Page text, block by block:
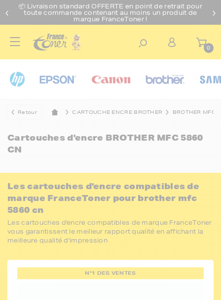
📦 Livraison standard OFFERTE en point de retrait pour
toute commande contenant au moins un produit de
marque FranceToner !
0
Retour CARTOUCHE ENCRE BROTHER BROTHER MFC
Cartouches d'encre BROTHER MFC 5860
CN
Les cartouches d'encre compatibles de
marque FranceToner pour brother mfc
5860 cn
Les cartouches d'encre compatibles de marque FranceToner
vous garantissent le meilleur rapport qualité en affichant la
meilleure qualité d'impression
N°1 DES VENTES